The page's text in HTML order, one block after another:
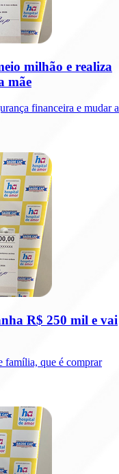
milhão e realiza
mãe
financeira e mudar a
R$ 250 mil e vai
família, que é comprar